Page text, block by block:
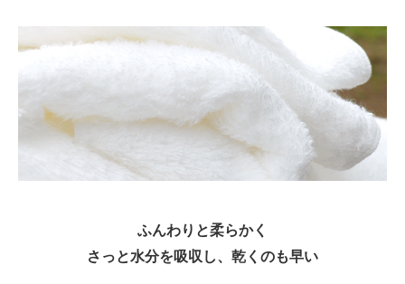
ふんわりと柔らかく
さっと水分を吸収し、乾くのも早い